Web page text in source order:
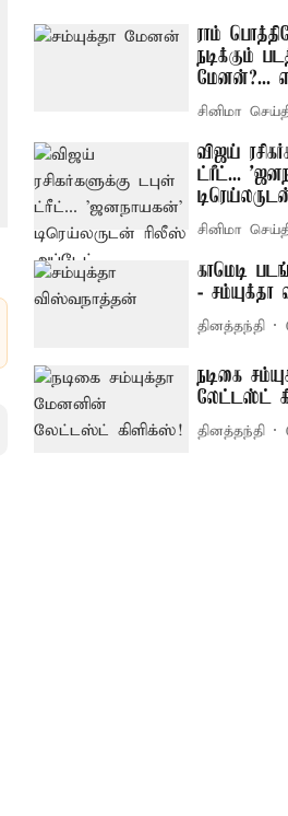
ராம்
நடிக்கும்
மேனன்?...
சினிமா
விஜய்
ட்ரீட்...
சினிமா
காமெடி
- சம்யுக்தா
தினத்தந்தி
நடிகை
லேட்டஸ்ட்
தினத்தந்தி